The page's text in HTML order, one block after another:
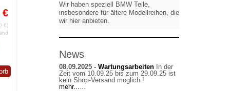
€
€)
Wir haben speziell BMW Teile,
insbesondere für ältere Modellreihen, die
wir hier anbieten.
News
08.09.2025 -Wartungsarbeiten In der
Zeit vom 10.09.25 bis zum 29.09.25 ist
kein Shop-Versand möglich !
mehr......